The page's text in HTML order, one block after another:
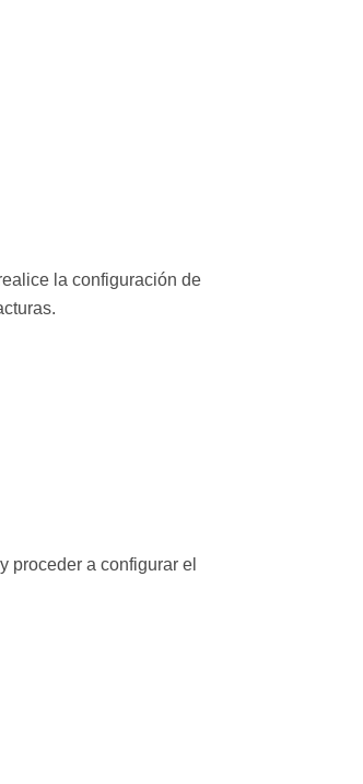
la configuración de
proceder a configurar el